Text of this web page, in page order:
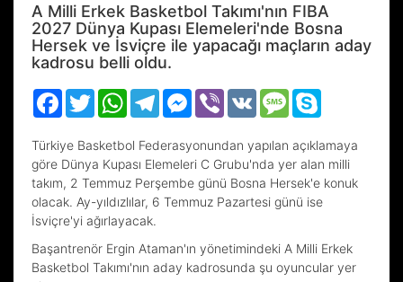
A Milli Erkek Basketbol Takımı'nın FIBA
2027 Dünya Kupası Elemeleri'nde Bosna
Hersek ve İsviçre ile yapacağı maçların aday
kadrosu belli oldu.
Facebook
TwitterWhatsAppTelegramMessenger
Viber VK Message
Türkiye Basketbol Federasyonundan yapılan açıklamaya
göre Dünya Kupası Elemeleri C Grubu'nda yer alan milli
takım, 2 Temmuz Perşembe günü Bosna Hersek'e konuk
olacak. Ay-yıldızlılar, 6 Temmuz Pazartesi günü ise
İsviçre'yi ağırlayacak.
Başantrenör Ergin Ataman'ın yönetimindeki A Milli Erkek
Basketbol Takımı'nın aday kadrosunda şu oyuncular yer